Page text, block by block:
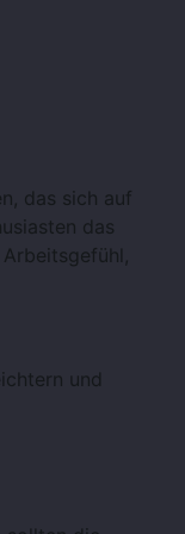
das sich auf
das
und